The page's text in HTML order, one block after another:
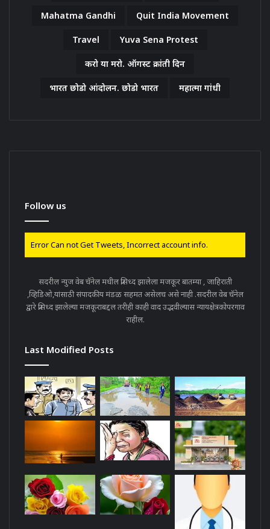
Mahatma Gandhi Quit India Movement
Travel Yuva Sena Protest
करो या मरो. ऑगस्ट क्रांती दिन
भारत छोडो आंदोलन. छोडो भारत महात्मा गांधी
Follow us
Error Can not Get Tweets, Incorrect account info.
सदरील न्युज वेब चॅनेल मधील प्रसिध्द झालेला मजकूर बातम्या , जाहिराती
,व्हिडिओ,यांसाठी संपादकीय मंडळ सहमत असेलच असे नाही .सदरील वेब चॅनेल
द्वारे प्रसिध्द झालेल्या मजकूराबद्दल तरीही काही वाद उद्भवील्यास न्यायक्षेत्रकोपरगाव
राहील.
Last Modified Posts